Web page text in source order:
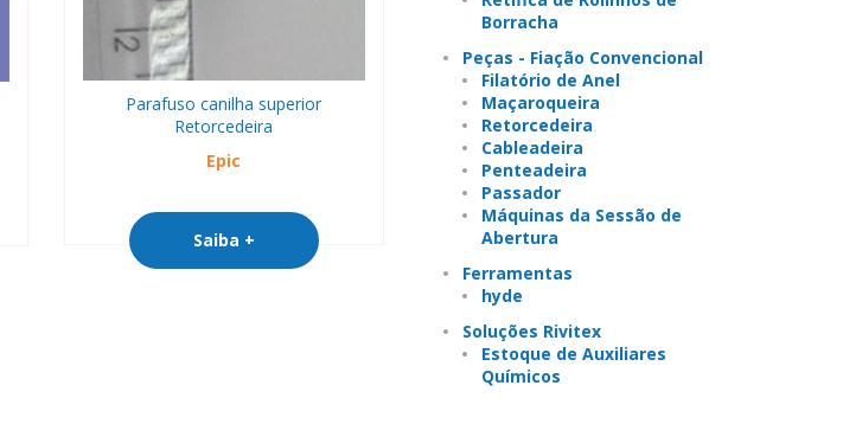
Parafuso canilha superior
Retorcedeira
Epic
Saiba +
Borracha
Peças - Fiação Convencional
Filatório de Anel
Maçaroqueira
Retorcedeira
Cableadeira
Penteadeira
Passador
Máquinas da Sessão de
Abertura
Ferramentas
hyde
Soluções Rivitex
Estoque de Auxiliares
Químicos